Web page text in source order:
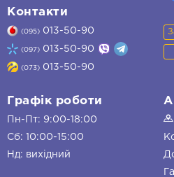
Контакти
(095) 013-50-90
(097) 013-50-90
(073) 013-50-90
Графік роботи
Пн-Пт: 9:00-18:00
Сб: 10:00-15:00
Нд: вихідний